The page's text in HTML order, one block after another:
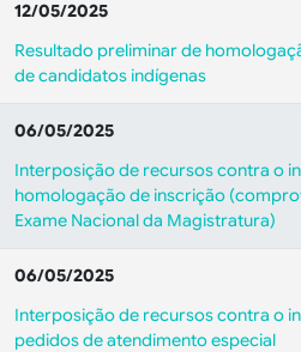
12/05/2025
Resultado preliminar de
de candidatos indígenas
06/05/2025
Interposição de recursos contra o
homologação de inscrição
Exame Nacional da Magistratura)
06/05/2025
Interposição de recursos contra o
pedidos de atendimento especial